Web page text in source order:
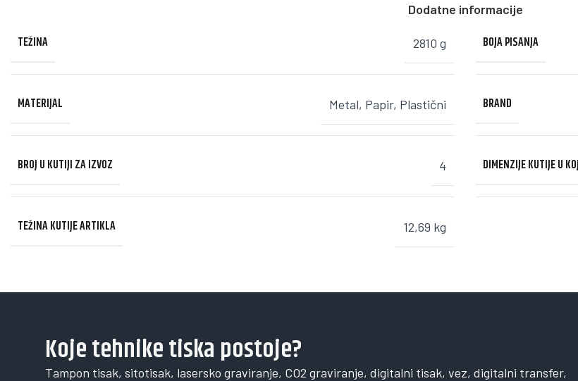
Dodatne informacije
TEŽINA 2810 g BOJA PISANJA
MATERIJAL Metal, Papir, Plastični BRAND
BROJ U KUTIJI ZA IZVOZ 4 DIMENZIJE KUTIJE U
TEŽINA KUTIJE ARTIKLA 12,69 kg
Koje tehnike tiska postoje?
Tampon tisak, sitotisak, lasersko graviranje, CO2 graviranje, digitalni tisak, vez, digitalni transfer,